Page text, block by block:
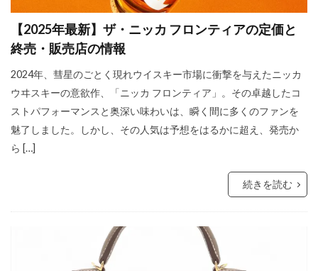
【2025年最新】ザ・ニッカ フロンティアの定価と
終売・販売店の情報
2024年、彗星のごとく現れウイスキー市場に衝撃を与えたニッカ
ウヰスキーの意欲作、「ニッカ フロンティア」。その卓越したコ
ストパフォーマンスと奥深い味わいは、瞬く間に多くのファンを
魅了しました。しかし、その人気は予想をはるかに超え、発売か
ら […]
続きを読む